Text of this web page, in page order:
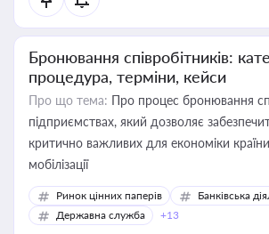
Бронювання співробітників:
процедура, терміни, кейси
Про що тема: Про процес бронювання
підприємствах, який дозволяє
критично важливих для економіки
мобілізації
Ринок цінних паперів
Банківська
Державна служба
+13